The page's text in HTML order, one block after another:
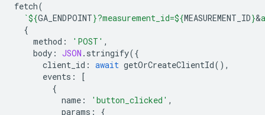
fetch(
`${GA_ENDPOINT}?measurement_id=${MEASUREMENT_ID}&
{
method : 'POST' ,
body : JSON . stringify({
client_id : await getOrCreateClientId(),
events :
[
{
name : 'button_clicked' ,
params :
{